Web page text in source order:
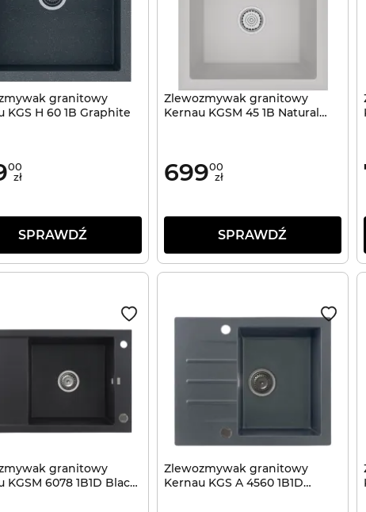
granitowy
KGS H 60 1B Graphite
00
zł
SPRAWDŹ
Zlewozmywak granitowy
Kernau KGSM 45 1B Natural
69900
zł
SPRAWDŹ
granitowy
KGSM 6078 1B1D Black
Zlewozmywak granitowy
Kernau KGS A 4560 1B1D